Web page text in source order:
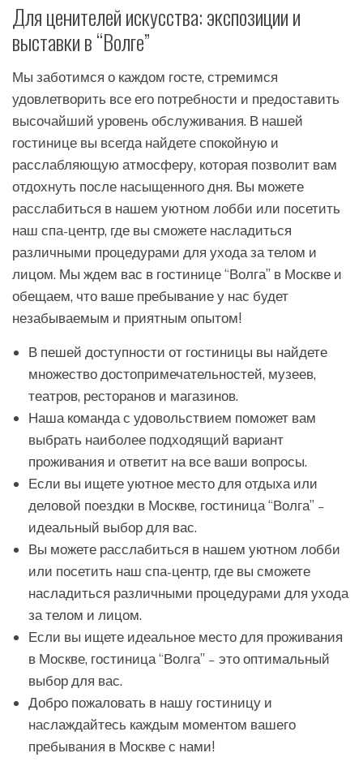
Для ценителей искусства: экспозиции и
выставки в “Волге”
Мы заботимся о каждом госте, стремимся
удовлетворить все его потребности и предоставить
высочайший уровень обслуживания. В нашей
гостинице вы всегда найдете спокойную и
расслабляющую атмосферу, которая позволит вам
отдохнуть после насыщенного дня. Вы можете
расслабиться в нашем уютном лобби или посетить
наш спа-центр, где вы сможете насладиться
различными процедурами для ухода за телом и
лицом. Мы ждем вас в гостинице “Волга” в Москве и
обещаем, что ваше пребывание у нас будет
незабываемым и приятным опытом!
В пешей доступности от гостиницы вы найдете
множество достопримечательностей, музеев,
театров, ресторанов и магазинов.
Наша команда с удовольствием поможет вам
выбрать наиболее подходящий вариант
проживания и ответит на все ваши вопросы.
Если вы ищете уютное место для отдыха или
деловой поездки в Москве, гостиница “Волга” –
идеальный выбор для вас.
Вы можете расслабиться в нашем уютном лобби
или посетить наш спа-центр, где вы сможете
насладиться различными процедурами для ухода
за телом и лицом.
Если вы ищете идеальное место для проживания
в Москве, гостиница “Волга” – это оптимальный
выбор для вас.
Добро пожаловать в нашу гостиницу и
наслаждайтесь каждым моментом вашего
пребывания в Москве с нами!